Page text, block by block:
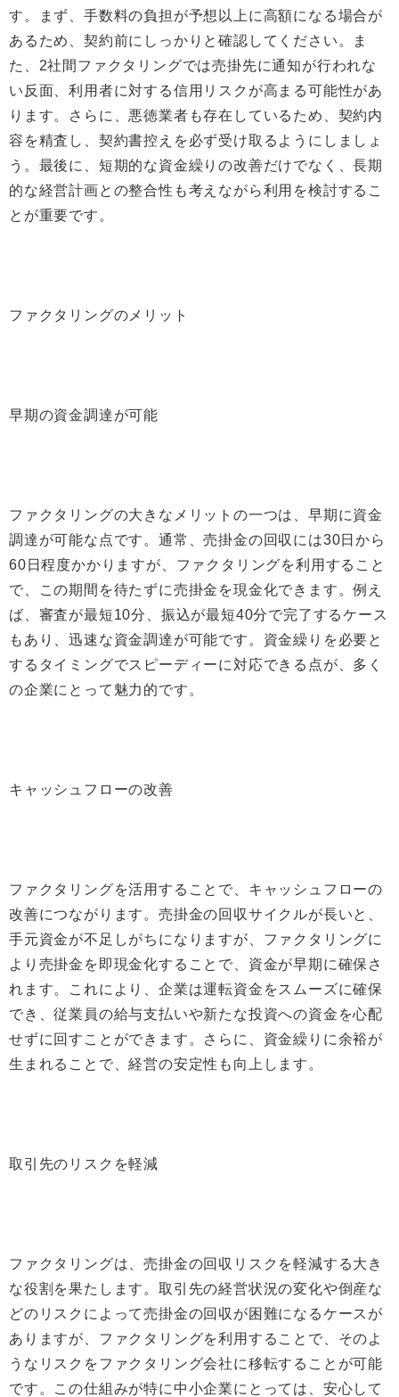
す。まず、手数料の負担が予想以上に高額になる場合が
あるため、契約前にしっかりと確認してください。ま
た、2社間ファクタリングでは売掛先に通知が行われな
い反面、利用者に対する信用リスクが高まる可能性があ
ります。さらに、悪徳業者も存在しているため、契約内
容を精査し、契約書控えを必ず受け取るようにしましょ
う。最後に、短期的な資金繰りの改善だけでなく、長期
的な経営計画との整合性も考えながら利用を検討するこ
とが重要です。
ファクタリングのメリット
早期の資金調達が可能
ファクタリングの大きなメリットの一つは、早期に資金
調達が可能な点です。通常、売掛金の回収には30日から
60日程度かかりますが、ファクタリングを利用すること
で、この期間を待たずに売掛金を現金化できます。例え
ば、審査が最短10分、振込が最短40分で完了するケース
もあり、迅速な資金調達が可能です。資金繰りを必要と
するタイミングでスピーディーに対応できる点が、多く
の企業にとって魅力的です。
キャッシュフローの改善
ファクタリングを活用することで、キャッシュフローの
改善につながります。売掛金の回収サイクルが長いと、
手元資金が不足しがちになりますが、ファクタリングに
より売掛金を即現金化することで、資金が早期に確保さ
れます。これにより、企業は運転資金をスムーズに確保
でき、従業員の給与支払いや新たな投資への資金を心配
せずに回すことができます。さらに、資金繰りに余裕が
生まれることで、経営の安定性も向上します。
取引先のリスクを軽減
ファクタリングは、売掛金の回収リスクを軽減する大き
な役割を果たします。取引先の経営状況の変化や倒産な
どのリスクによって売掛金の回収が困難になるケースが
ありますが、ファクタリングを利用することで、そのよ
うなリスクをファクタリング会社に移転することが可能
です。この仕組みが特に中小企業にとっては、安心して